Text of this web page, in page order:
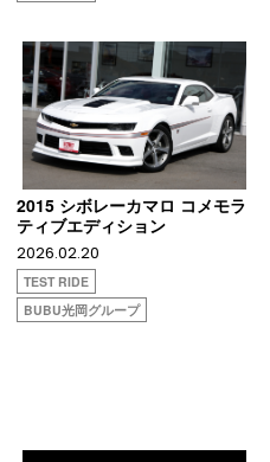
2015 シボレーカマロ コメモラ
ティブエディション
2026.02.20
TEST RIDE
BUBU光岡グループ